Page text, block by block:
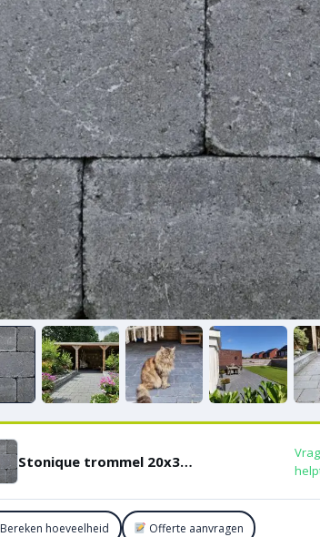
Stonique trommel 20x30x5 cm Antraciet
Bereken hoeveelheid Offerte aanvragen